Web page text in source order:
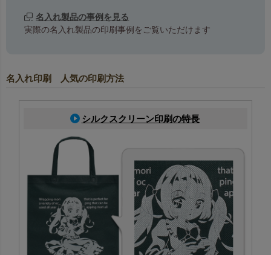
名入れ製品の事例を見る
実際の名入れ製品の印刷事例をご覧いただけます
名入れ印刷 人気の印刷方法
シルクスクリーン印刷の特長